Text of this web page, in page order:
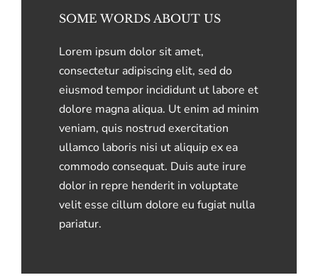
SOME WORDS ABOUT US
Lorem ipsum dolor sit amet,
consectetur adipiscing elit, sed do
eiusmod tempor incididunt ut labore et
dolore magna aliqua. Ut enim ad minim
veniam, quis nostrud exercitation
ullamco laboris nisi ut aliquip ex ea
commodo consequat. Duis aute irure
dolor in repre henderit in voluptate
velit esse cillum dolore eu fugiat nulla
pariatur.